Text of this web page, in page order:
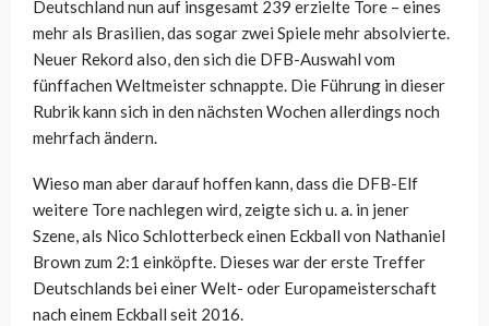
Deutschland nun auf insgesamt 239 erzielte Tore – eines
mehr als Brasilien, das sogar zwei Spiele mehr absolvierte.
Neuer Rekord also, den sich die DFB-Auswahl vom
fünffachen Weltmeister schnappte. Die Führung in dieser
Rubrik kann sich in den nächsten Wochen allerdings noch
mehrfach ändern.
Wieso man aber darauf hoffen kann, dass die DFB-Elf
weitere Tore nachlegen wird, zeigte sich u. a. in jener
Szene, als Nico Schlotterbeck einen Eckball von Nathaniel
Brown zum 2:1 einköpfte. Dieses war der erste Treffer
Deutschlands bei einer Welt- oder Europameisterschaft
nach einem Eckball seit 2016.